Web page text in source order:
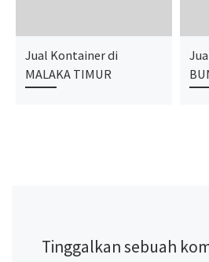
Jual Kontainer di
MALAKA TIMUR
Tinggalkan sebuah